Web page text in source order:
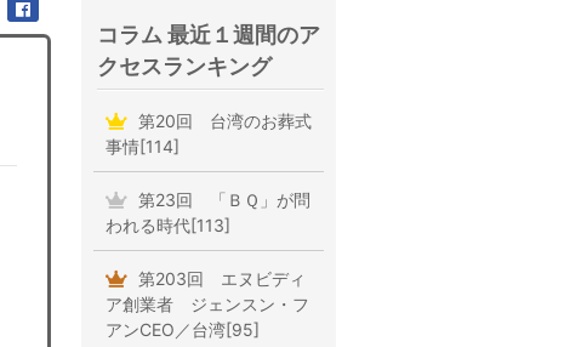
コラム 最近１週間のア
クセスランキング
第20回 台湾のお葬式
事情[114]
第23回 「ＢＱ」が問
われる時代[113]
第203回 エヌビディ
ア創業者 ジェンスン・フ
アンCEO／台湾[95]